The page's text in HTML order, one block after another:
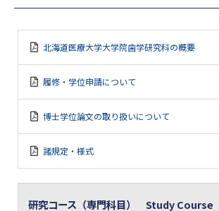
北海道医療大学大学院歯学研究科の概要
履修・学位申請について
博士学位論文の取り扱いについて
諸規定・様式
研究コース（専門科目） Study Course